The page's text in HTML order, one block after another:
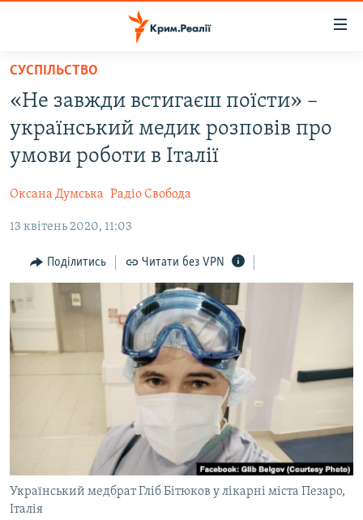
Перейти
основного
матеріалу
Перейти
до
основної
Перейти
пошуку
ВІДЕО ТА ФОТО
БЛОГИ
ПОГЛЯД
ІНТЕРВ'Ю
ВСЕ ЗА ДЕНЬ
СПЕЦПРОЕКТИ
ДЕПОРТАЦІЯ
ВІДЕОУРОКИ «ELIFBE»
УКРАЇНСЬКА ПРОБЛЕМА КРИМУ
ЯК ОБІЙТИ БЛОКУВАННЯ
СУСПІЛЬСТВО
«Не завжди встигаєш поїсти» –
український медик розповів про
умови роботи в Італії
Оксана Думська Радіо Свобода
13 квітень 2020, 11:03
Поділитись Читати без VPN
Український медбрат Гліб Бітюков у лікарні міста Пезаро,
Італія